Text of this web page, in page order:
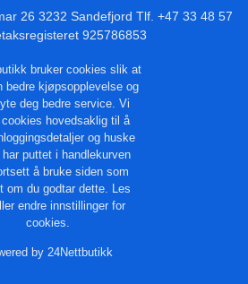
26 3232 Sandefjord Tlf. +47 33 48 57
925786853
bruker cookies slik at
bedre kjøpsopplevelse og
deg bedre service. Vi
cookies hovedsaklig til å
og huske
har puttet i handlekurven
å bruke siden som
om du godtar dette.
Les
endre innstillinger for
cookies.
by 24Nettbutikk